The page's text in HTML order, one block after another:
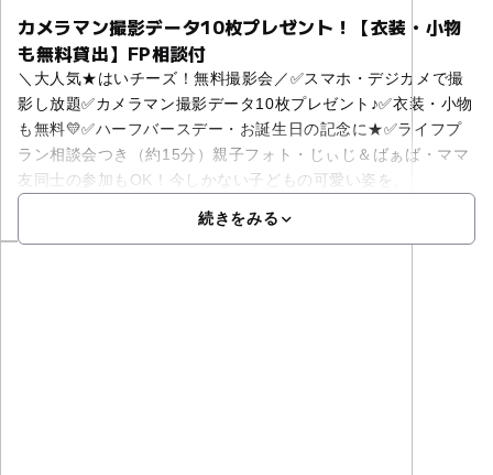
カメラマン撮影データ10枚プレゼント！【衣装・小物
も無料貸出】FP相談付
＼大人気★はいチーズ！無料撮影会／✅スマホ・デジカメで撮
影し放題✅カメラマン撮影データ10枚プレゼント♪✅衣装・小物
も無料💛✅ハーフバースデー・お誕生日の記念に★✅ライフプ
ラン相談会つき（約15分）親子フォト・じぃじ＆ばぁば・ママ
友同士の参加もOK！今しかない子どもの可愛い姿を、
続きをみる